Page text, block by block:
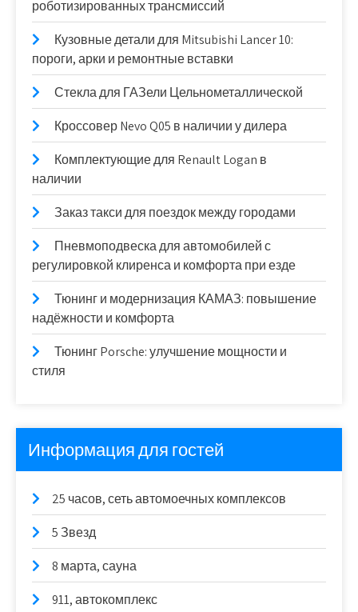
роботизированных трансмиссий
Кузовные детали для Mitsubishi Lancer 10:
пороги, арки и ремонтные вставки
Стекла для ГАЗели Цельнометаллической
Кроссовер Nevo Q05 в наличии у дилера
Комплектующие для Renault Logan в
наличии
Заказ такси для поездок между городами
Пневмоподвеска для автомобилей с
регулировкой клиренса и комфорта при езде
Тюнинг и модернизация КАМАЗ: повышение
надёжности и комфорта
Тюнинг Porsche: улучшение мощности и
стиля
Информация для гостей
25 часов, сеть автомоечных комплексов
5 Звезд
8 марта, сауна
911, автокомплекс